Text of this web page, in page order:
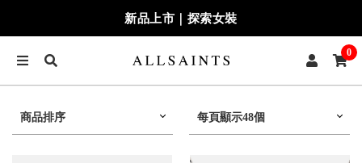
新品上市｜探索女裝
0
商品排序 每頁顯示48個